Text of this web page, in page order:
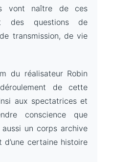
vont naître de ces
des questions de
transmission, de vie
du réalisateur Robin
de cette
aux spectatrices et
conscience que
un corps archive
certaine histoire